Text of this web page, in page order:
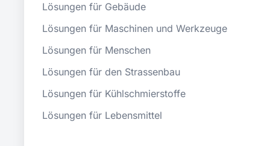
Lösungen für Gebäude
Lösungen für Maschinen und Werkzeuge
Lösungen für Menschen
Lösungen für den Strassenbau
Lösungen für Kühlschmierstoffe
Lösungen für Lebensmittel